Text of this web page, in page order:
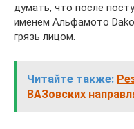
думать, что после
именем Альфамото
грязь лицом.
Читайте также:
ВАЗовских